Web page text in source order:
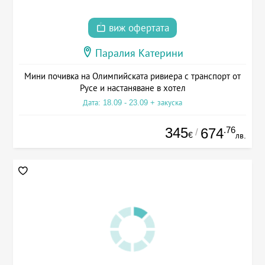
виж офертата
Паралия Катерини
Мини почивка на Олимпийската ривиера с транспорт от
Русе и настаняване в хотел
Дата: 18.09 - 23.09 + закуска
345€ / 674.76
лв.